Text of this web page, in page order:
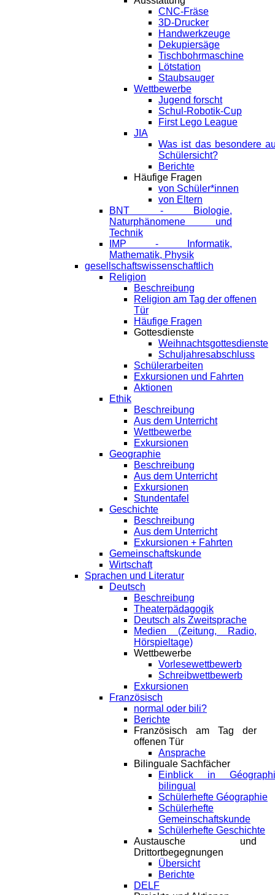
CNC-Fräse
3D-Drucker
Handwerkzeuge
Dekupiersäge
Tischbohrmaschine
Lötstation
Staubsauger
Wettbewerbe
Jugend forscht
Schul-Robotik-Cup
First Lego League
JIA
Was ist das besondere
Schülersicht?
Berichte
Häufige Fragen
von Schüler*innen
von Eltern
BNT - Biologie,
Naturphänomene und
Technik
IMP - Informatik,
Mathematik, Physik
gesellschaftswissenschaftlich
Religion
Beschreibung
Religion am Tag der offenen
Tür
Häufige Fragen
Gottesdienste
Weihnachtsgottesdienste
Schuljahresabschluss
Schülerarbeiten
Exkursionen und Fahrten
Aktionen
Ethik
Beschreibung
Aus dem Unterricht
Wettbewerbe
Exkursionen
Geographie
Beschreibung
Aus dem Unterricht
Exkursionen
Stundentafel
Geschichte
Beschreibung
Aus dem Unterricht
Exkursionen + Fahrten
Gemeinschaftskunde
Wirtschaft
Sprachen und Literatur
Deutsch
Beschreibung
Theaterpädagogik
Deutsch als Zweitsprache
Medien (Zeitung, Radio,
Hörspieltage)
Wettbewerbe
Vorlesewettbewerb
Schreibwettbewerb
Exkursionen
Französisch
normal oder bili?
Berichte
Französisch am Tag der
offenen Tür
Ansprache
Bilinguale Sachfächer
Einblick in
bilingual
Schülerhefte Géographie
Schülerhefte
Gemeinschaftskunde
Schülerhefte Geschichte
Austausche und
Drittortbegegnungen
Übersicht
Berichte
DELF